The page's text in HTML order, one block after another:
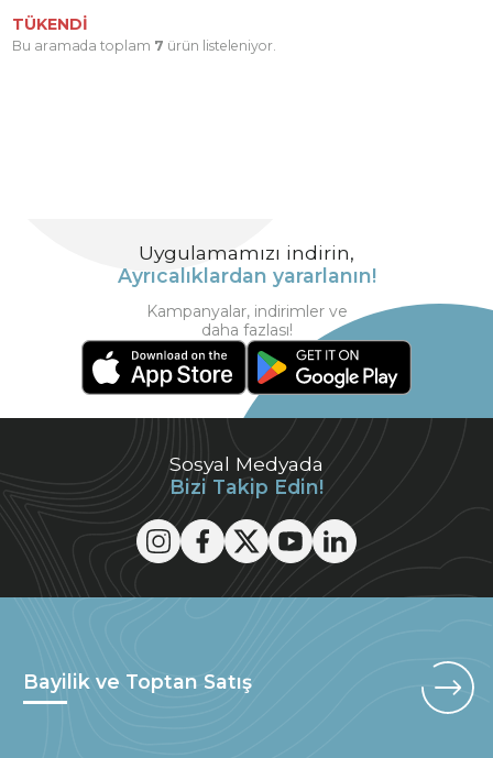
TÜKENDİ
Bu aramada toplam 7 ürün listeleniyor.
Sosyal Medyada
Bizi Takip Edin!
Uygulamamızı indirin,
Ayrıcalıklardan yararlanın!
Kampanyalar, indirimler ve
daha fazlası!
Bayilik ve Toptan Satış